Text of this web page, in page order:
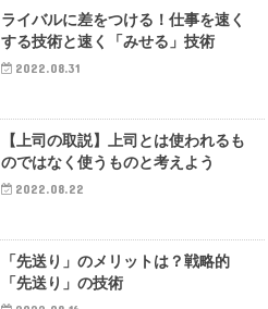
ライバルに差をつける！仕事を速く
する技術と速く「みせる」技術
2022.08.31
【上司の取説】上司とは使われるも
のではなく使うものと考えよう
2022.08.22
「先送り」のメリットは？戦略的
「先送り」の技術